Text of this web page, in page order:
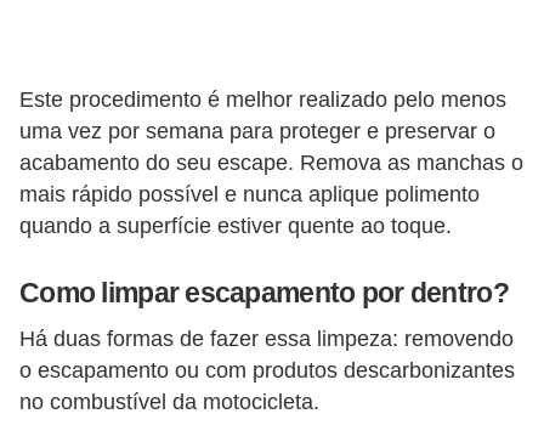
Este procedimento é melhor realizado pelo menos
uma vez por semana para proteger e preservar o
acabamento do seu escape. Remova as manchas o
mais rápido possível e nunca aplique polimento
quando a superfície estiver quente ao toque.
Como limpar escapamento por dentro?
Há duas formas de fazer essa limpeza: removendo
o escapamento ou com produtos descarbonizantes
no combustível da motocicleta.
a
n
u
e
n
ç
ã